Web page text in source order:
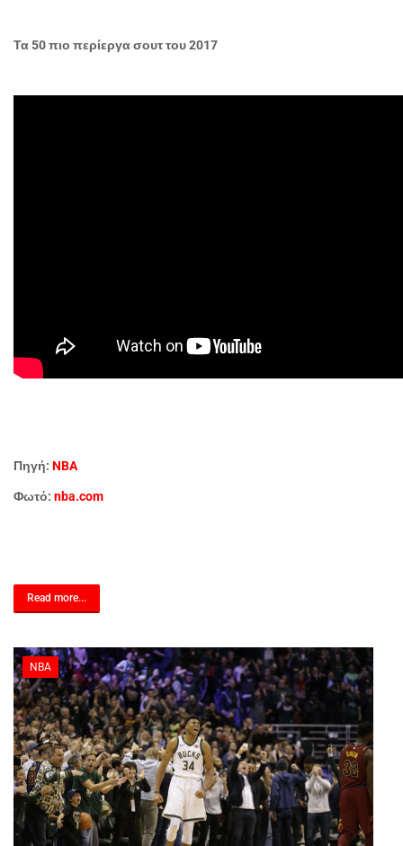
Τα 50 πιο περίεργα σουτ του 2017
Πηγή: NBA
Φωτό: nba.com
Read more...
NBA